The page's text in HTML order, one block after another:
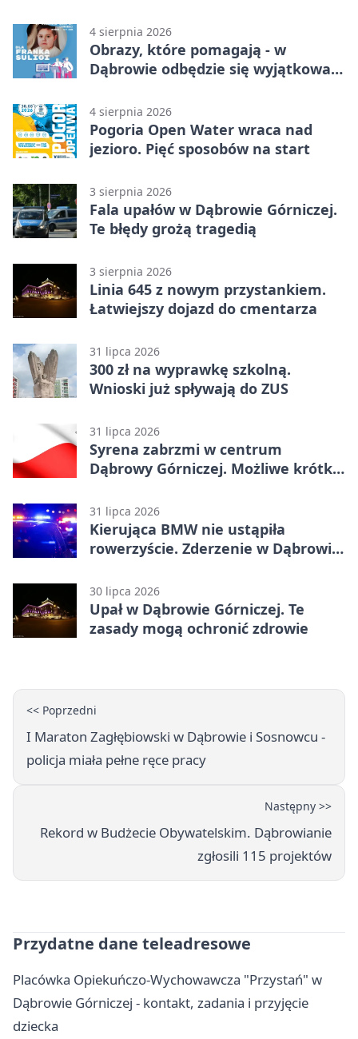
4 sierpnia 2026
Obrazy, które pomagają - w
Dąbrowie odbędzie się wyjątkowa
4 sierpnia 2026
Pogoria Open Water wraca nad
jezioro. Pięć sposobów na start
3 sierpnia 2026
Fala upałów w Dąbrowie Górniczej.
Te błędy grożą tragedią
3 sierpnia 2026
Linia 645 z nowym przystankiem.
Łatwiejszy dojazd do cmentarza
31 lipca 2026
300 zł na wyprawkę szkolną.
Wnioski już spływają do ZUS
31 lipca 2026
Syrena zabrzmi w centrum
Dąbrowy Górniczej. Możliwe krótkie
31 lipca 2026
Kierująca BMW nie ustąpiła
rowerzyście. Zderzenie w Dąbrowie
30 lipca 2026
Upał w Dąbrowie Górniczej. Te
zasady mogą ochronić zdrowie
<< Poprzedni
I Maraton Zagłębiowski w Dąbrowie i Sosnowcu -
policja miała pełne ręce pracy
Następny >>
Rekord w Budżecie Obywatelskim. Dąbrowianie
zgłosili 115 projektów
Przydatne dane teleadresowe
Placówka Opiekuńczo-Wychowawcza "Przystań" w
Dąbrowie Górniczej - kontakt, zadania i przyjęcie
dziecka